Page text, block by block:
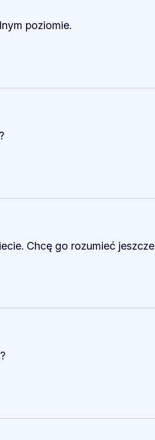
poziomie.
Chcę go rozumieć jeszcze